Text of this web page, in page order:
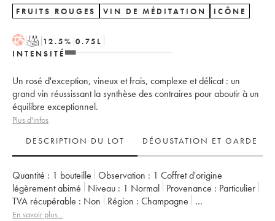
FRUITS ROUGES VIN DE MÉDITATION ICÔNE
HT 12.5% 0.75 L
INTENSITÉ
Un rosé d'exception, vineux et frais, complexe et délicat : un
grand vin réussissant la synthèse des contraires pour aboutir à un
équilibre exceptionnel.
Plus d'infos
DESCRIPTION DU LOT
DÉGUSTATION ET GARDE
Quantité : 1 bouteille Observation : 1 Coffret d'origine
légèrement abimé
Niveau : 1 Normal Provenance : particulier
TVA récupérable :
non Région :
Champagne
Appellation :
En savoir plus...